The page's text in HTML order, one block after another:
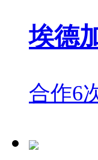
埃德
合作6